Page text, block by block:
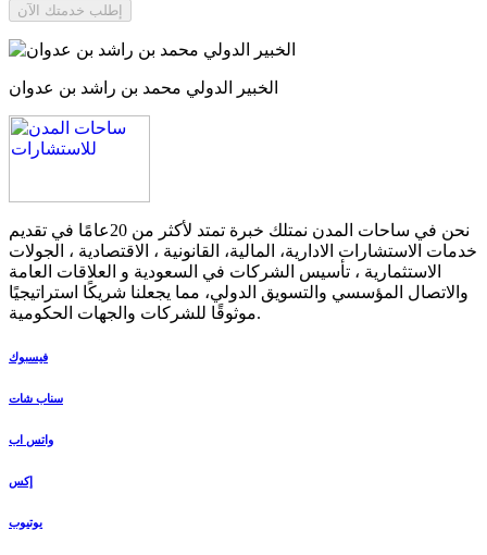
إطلب خدمتك الآن
الخبير الدولي محمد بن راشد بن عدوان
نحن في ساحات المدن نمتلك خبرة تمتد لأكثر من 20عامًا في تقديم
خدمات الاستشارات الادارية، المالية، القانونية ، الاقتصادية ، الجولات
الاستثمارية ، تأسيس الشركات في السعودية و العلاقات العامة
والاتصال المؤسسي والتسويق الدولي، مما يجعلنا شريكًا استراتيجيًا
موثوقًا للشركات والجهات الحكومية.
فيسبوك
سناب شات
واتس اب
إكس
يوتيوب